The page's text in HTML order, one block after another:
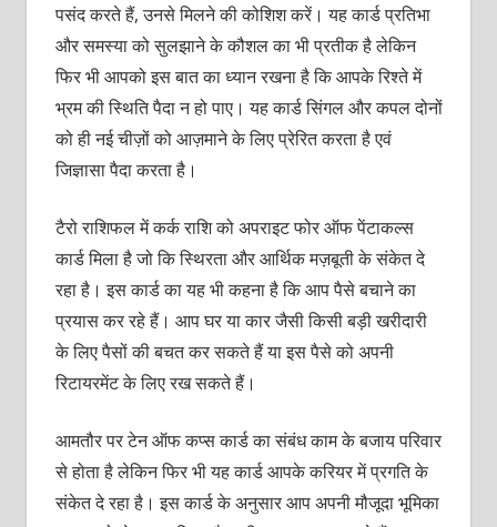
पसंद करते हैं, उनसे मिलने की कोशिश करें। यह कार्ड प्रतिभा
और समस्‍या को सुलझाने के कौशल का भी प्रतीक है लेकिन
फिर भी आपको इस बात का ध्‍यान रखना है कि आपके रिश्‍ते में
भ्रम की स्थिति पैदा न हो पाए। यह कार्ड सिंगल और कपल दोनों
को ही नई चीज़ों को आज़माने के लिए प्रेरित करता है एवं
जिज्ञासा पैदा करता है।
टैरो राशिफल में कर्क राशि को अपराइट फोर ऑफ पेंटाकल्‍स
कार्ड मिला है जो कि स्थिरता और आर्थिक मज़बूती के संकेत दे
रहा है। इस कार्ड का यह भी कहना है कि आप पैसे बचाने का
प्रयास कर रहे हैं। आप घर या कार जैसी किसी बड़ी खरीदारी
के लिए पैसों की बचत कर सकते हैं या इस पैसे को अपनी
रिटायरमेंट के लिए रख सकते हैं।
आमतौर पर टेन ऑफ कप्‍स कार्ड का संबंध काम के बजाय परिवार
से होता है लेकिन फिर भी यह कार्ड आपके करियर में प्रगति के
संकेत दे रहा है। इस कार्ड के अनुसार आप अपनी मौजूदा भूमिका